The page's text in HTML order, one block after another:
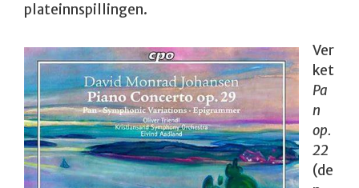
plateinnspillingen.
Ver
ket
Pa
n
op.
22
(de